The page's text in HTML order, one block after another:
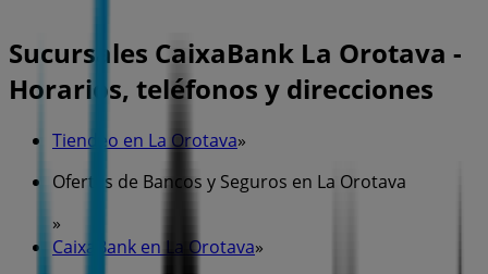
Sucursales CaixaBank La Orotava -
Horarios, teléfonos y direcciones
Tiendeo en La Orotava»
Ofertas de Bancos y Seguros en La Orotava
»
CaixaBank en La Orotava»